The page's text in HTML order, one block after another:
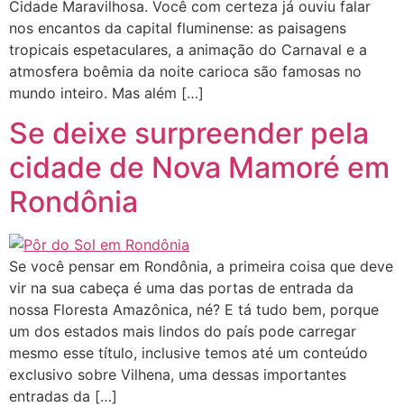
Cidade Maravilhosa. Você com certeza já ouviu falar
nos encantos da capital fluminense: as paisagens
tropicais espetaculares, a animação do Carnaval e a
atmosfera boêmia da noite carioca são famosas no
mundo inteiro. Mas além […]
Se deixe surpreender pela
cidade de Nova Mamoré em
Rondônia
Se você pensar em Rondônia, a primeira coisa que deve
vir na sua cabeça é uma das portas de entrada da
nossa Floresta Amazônica, né? E tá tudo bem, porque
um dos estados mais lindos do país pode carregar
mesmo esse título, inclusive temos até um conteúdo
exclusivo sobre Vilhena, uma dessas importantes
entradas da […]